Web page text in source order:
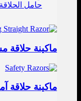
حامل الحلاقة
ماكينة حلاقة
ماكينة حلاقة